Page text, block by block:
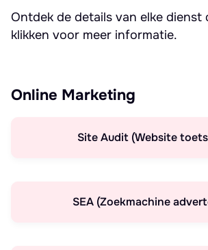
Ontdek de details van elke dienst
klikken voor meer informatie.
Online Marketing
Site Audit (Website
SEA (Zoekmachine